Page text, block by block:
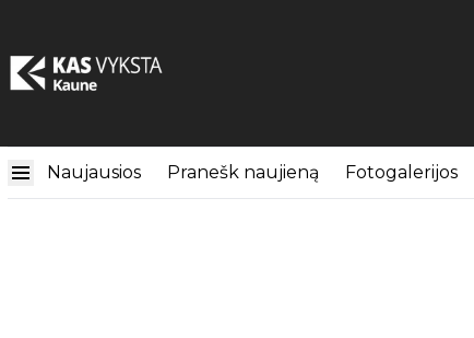
Naujausios Pranešk naujieną Fotogalerijos